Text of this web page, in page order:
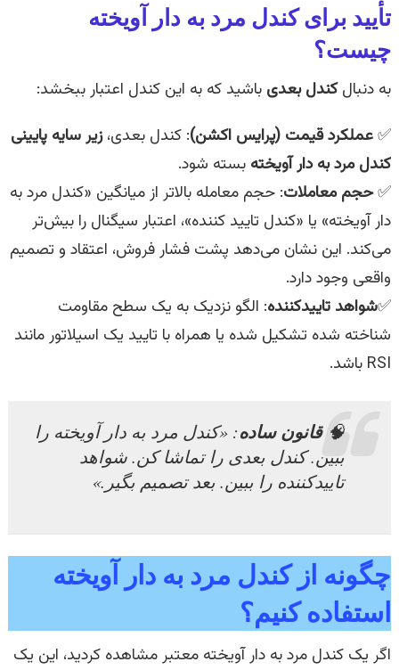
تأیید برای کندل مرد به دار آویخته
چیست؟
به دنبالکندل بعدی باشید که به این کندل اعتبار ببخشد:
✅عملکرد قیمت (پرایس اکشن): کندل بعدی،زیر سایه پایینی
کندل مرد به دار آویخته بسته شود.
✅حجم معاملات: حجم معامله بالاتر از میانگین «کندل مرد به
دار آویخته» یا «کندل تایید کننده»، اعتبار سیگنال را بیش‌تر
می‌کند. این نشان می‌دهد پشت فشار فروش، اعتقاد و تصمیم
واقعی وجود دارد.
✅شواهد تاییدکننده: الگو نزدیک به یک سطح مقاومت
شناخته شده تشکیل شده یا همراه با تایید یک اسیلاتور مانند
RSI باشد.
🧠قانون ساده: «کندل مرد به دار آویخته را
ببین. کندل بعدی را تماشا کن. شواهد
تایید‌کننده را ببین. بعد تصمیم بگیر.»
چگونه از کندل مرد به دار آویخته
استفاده کنیم؟
اگر یک کندل مرد به دار آویخته معتبر مشاهده کردید، این یک